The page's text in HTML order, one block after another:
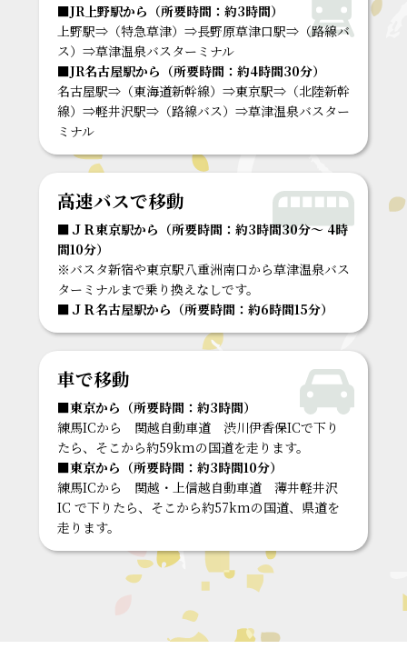
■JR上野駅から（所要時間：約3時間）
上野駅⇒（特急草津）⇒長野原草津口駅⇒（路線バ
ス）⇒草津温泉バスターミナル
■JR名古屋駅から（所要時間：約4時間30分）
名古屋駅⇒（東海道新幹線）⇒東京駅⇒（北陸新幹
線）⇒軽井沢駅⇒（路線バス）⇒草津温泉バスター
ミナル
高速バスで移動
■ＪＲ東京駅から（所要時間：約3時間30分～ 4時
間10分）
※バスタ新宿や東京駅八重洲南口から草津温泉バス
ターミナルまで乗り換えなしです。
■ＪＲ名古屋駅から（所要時間：約6時間15分）
車で移動
■東京から（所要時間：約3時間）
練馬ICから 関越自動車道 渋川伊香保ICで下り
たら、そこから約59kmの国道を走ります。
■東京から（所要時間：約3時間10分）
練馬ICから 関越・上信越自動車道 薄井軽井沢
IC で下りたら、そこから約57kmの国道、県道を
走ります。